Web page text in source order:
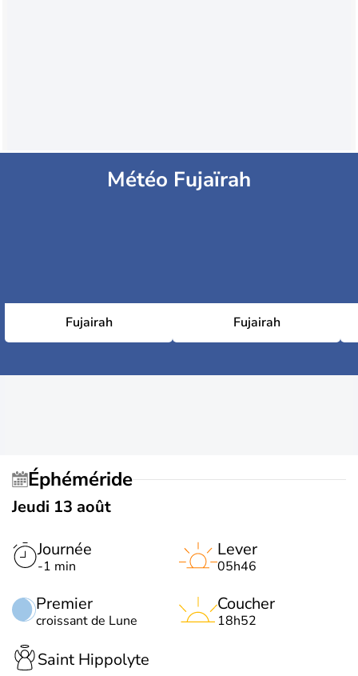
Météo Fujaïrah
Fujairah Fujairah
Éphéméride
Jeudi 13 août
Journée
-1 min
Premier
croissant de Lune
Lever
05h46
Coucher
18h52
Saint Hippolyte